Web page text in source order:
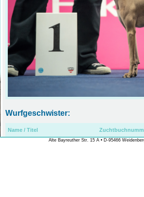
Wurfgeschwister:
Name / Titel
Alte Bayreuther Str. 15 A • D-95466